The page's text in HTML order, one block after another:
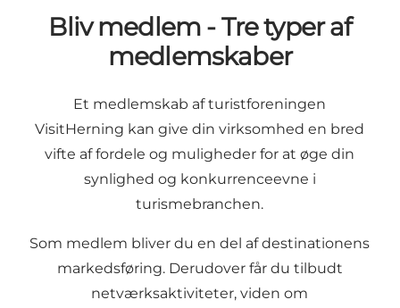
Bliv medlem - Tre typer af
medlemskaber
Et medlemskab af turistforeningen
VisitHerning kan give din virksomhed en bred
vifte af fordele og muligheder for at øge din
synlighed og konkurrenceevne i
turismebranchen.
Som medlem bliver du en del af destinationens
markedsføring. Derudover får du tilbudt
netværksaktiviteter, viden om